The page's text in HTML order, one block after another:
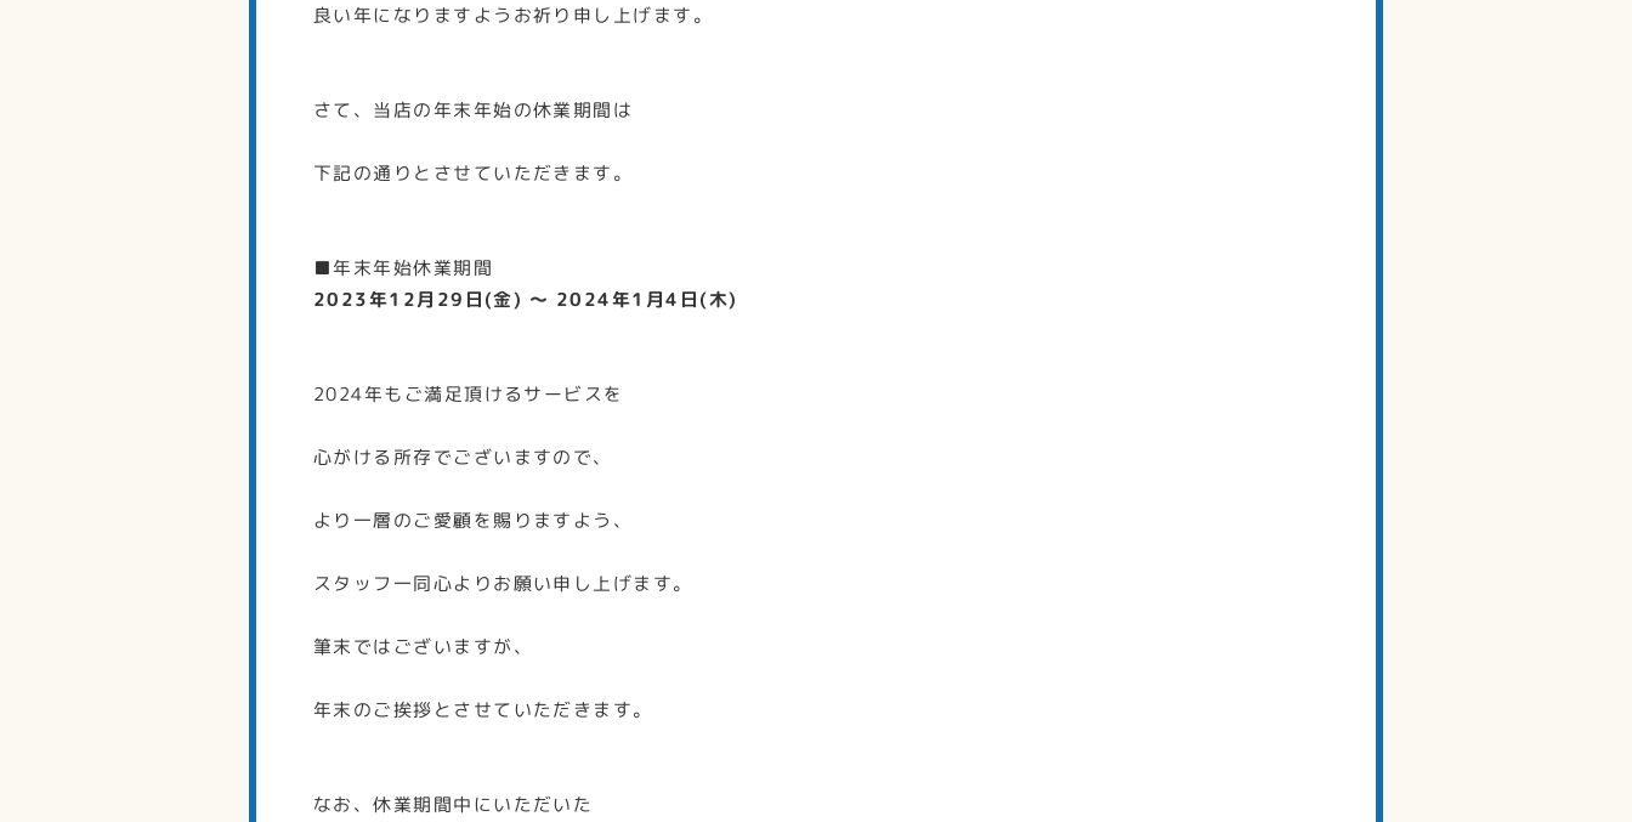
良い年になりますようお祈り申し上げます。
さて、当店の年末年始の休業期間は
下記の通りとさせていただきます。
■年末年始休業期間
2023年12月29日(金) ～ 2024年1月4日(木)
2024年もご満足頂けるサービスを
心がける所存でございますので、
より一層のご愛顧を賜りますよう、
スタッフ一同心よりお願い申し上げます。
筆末ではございますが、
年末のご挨拶とさせていただきます。
なお、休業期間中にいただいた